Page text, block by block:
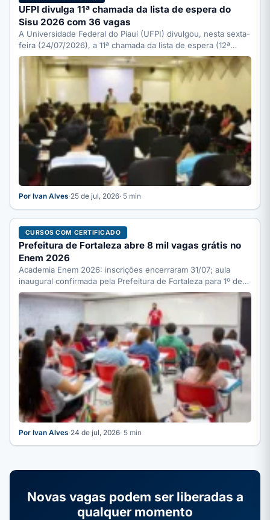
UFPI divulga 11ª chamada da lista de espera do
Sisu 2026 com 36 vagas
A Universidade Federal do Piauí (UFPI) divulgou, nesta sexta-
feira (24/07/2026), a 11ª chamada da lista de espera (12ª…
Por Ivan Alves·25 de jul, 2026· 5 min
CURSOS COM CERTIFICADO
Prefeitura de Fortaleza abre 8 mil vagas grátis no
Enem 2026
Academia Enem 2026: inscrições encerraram 31/07; aula
inaugural confirmada pela Prefeitura de Fortaleza para 1º de
agosto no…
Por Ivan Alves·24 de jul, 2026· 5 min
Novas vagas podem ser liberadas a
qualquer momento